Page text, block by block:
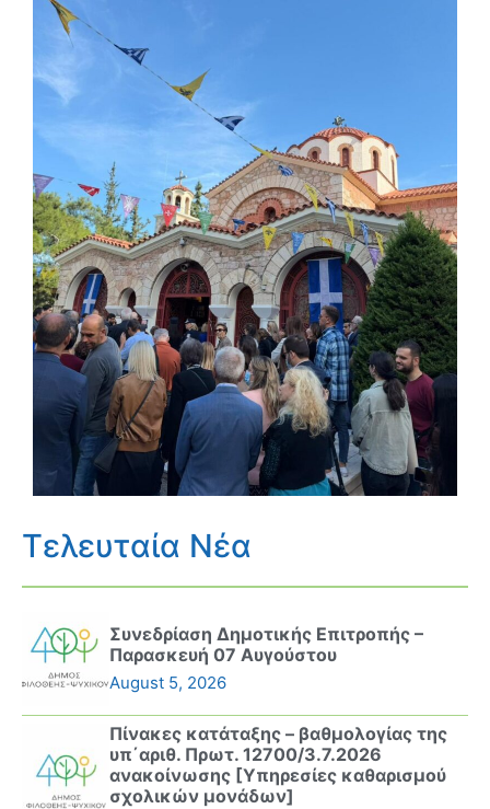
Τελευταία Νέα
Συνεδρίαση Δημοτικής Επιτροπής –
Παρασκευή 07 Αυγούστου
August 5, 2026
Πίνακες κατάταξης – βαθμολογίας της
υπ΄αριθ. Πρωτ. 12700/3.7.2026
ανακοίνωσης [Υπηρεσίες καθαρισμού
σχολικών μονάδων]